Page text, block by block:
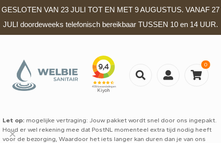
GESLOTEN VAN 23 JULI TOT EN MET 9 AUGUSTUS. VANAF 27
JULI doordeweeks telefonisch bereikbaar TUSSEN 10 en 14 UUR.
0
Let op: mogelijke vertraging: Jouw pakket wordt snel door ons ingepakt.
Houd er wel rekening mee dat PostNL momenteel extra tijd nodig heeft
voor de bezorging, Waardoor het iets langer kan duren dan je van ons
✕